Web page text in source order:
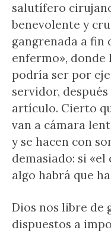
salutífero
benevolente y
gangrenada a fin
enfermo», donde
podría ser por
servidor,
artículo. Cierto
van a cámara
y se hacen con
demasiado: si
algo habrá que
Dios nos libre de
dispuestos a